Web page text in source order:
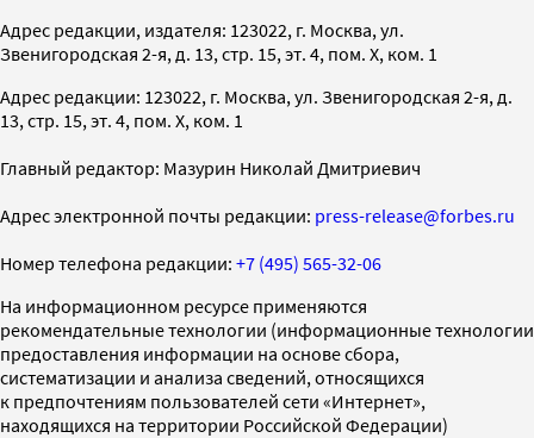
Адрес редакции, издателя: 123022, г. Москва, ул.
Звенигородская 2-я, д. 13, стр. 15, эт. 4, пом. X, ком. 1
Адрес редакции: 123022, г. Москва, ул. Звенигородская 2-я, д.
13, стр. 15, эт. 4, пом. X, ком. 1
Главный редактор: Мазурин Николай Дмитриевич
Адрес электронной почты редакции: press-release@forbes.ru
Номер телефона редакции: +7 (495) 565-32-06
На информационном ресурсе применяются
рекомендательные технологии (информационные технологии
предоставления информации на основе сбора,
систематизации и анализа сведений, относящихся
к предпочтениям пользователей сети «Интернет»,
находящихся на территории Российской Федерации)